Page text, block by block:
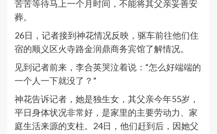
苦苦等待马上一个月时间，不能将其父亲妥善安
葬。
26日，记者接到神花情况反映，驱车前往他们住
宿的顺义区火寺路金润鼎商务宾馆了解情况。
见到记者前来，李合英哭泣着说：“怎么好端端的
一个人一下就没了？”
神花告诉记者，她是独生女，其父亲今年55岁，
平日身体状况非常好，是家里的主要劳动力、家
庭生活来源的支柱。24日，他们赶到后，因她父